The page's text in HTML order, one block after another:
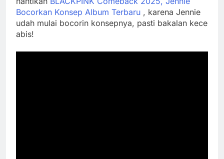
Bocorkan Konsep Album Terbaru , karena Jennie
udah mulai bocorin konsepnya, pasti bakalan kece
abis!